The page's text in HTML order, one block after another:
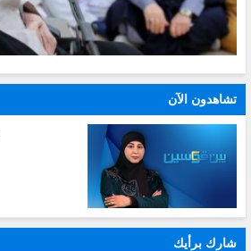
تشاهدون الآن
شارك برأيك